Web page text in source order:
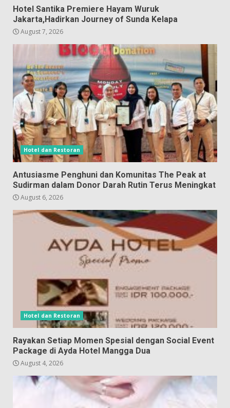
Hotel Santika Premiere Hayam Wuruk
Jakarta,Hadirkan Journey of Sunda Kelapa
August 7, 2026
Hotel dan Restoran
Antusiasme Penghuni dan Komunitas The Peak at
Sudirman dalam Donor Darah Rutin Terus Meningkat
August 6, 2026
Hotel dan Restoran
Rayakan Setiap Momen Spesial dengan Social Event
Package di Ayda Hotel Mangga Dua
August 4, 2026